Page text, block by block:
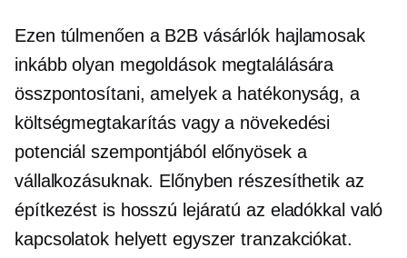
Ezen túlmenően a B2B vásárlók hajlamosak
inkább olyan megoldások megtalálására
összpontosítani, amelyek a hatékonyság, a
költségmegtakarítás vagy a növekedési
potenciál szempontjából előnyösek a
vállalkozásuknak. Előnyben részesíthetik az
építkezést is hosszú lejáratú az eladókkal való
kapcsolatok helyett egyszer tranzakciókat.